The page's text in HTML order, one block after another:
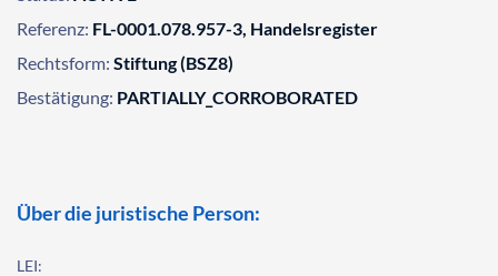
Referenz: FL-0001.078.957-3, Handelsregister
Rechtsform: Stiftung (BSZ8)
Bestätigung: PARTIALLY_CORROBORATED
Über die juristische Person:
LEI: